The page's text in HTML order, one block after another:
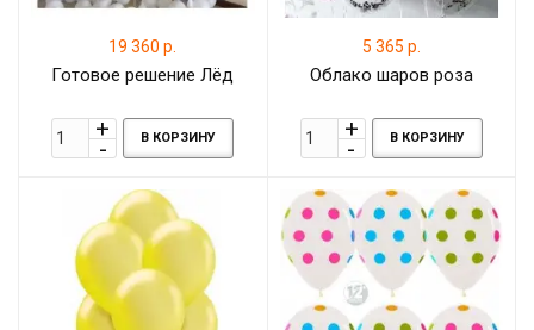
19 360 р.
Готовое решение Лёд
В КОРЗИНУ
5 365 р.
Облако шаров роза
В КОРЗИНУ